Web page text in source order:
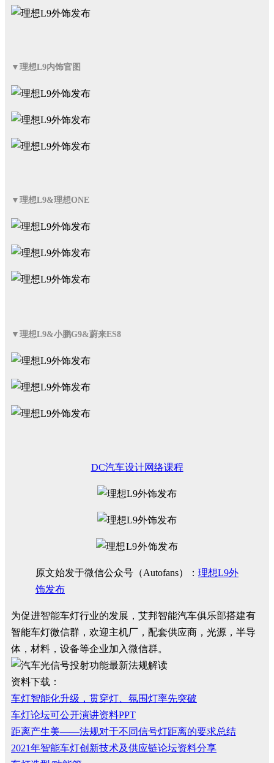
▼理想L9内饰官图
▼理想L9&理想ONE
▼理想L9&小鹏G9&蔚来ES8
DC汽车设计网络课程
原文始发于微信公众号（Autofans）： 理想L9外
饰发布
为促进智能车灯行业的发展，艾邦智能汽车俱乐部搭建有
智能车灯微信群，欢迎主机厂，配套供应商，光源，半导
体，材料，设备等企业加入微信群。
资料下载：
车灯智能化升级，贯穿灯、氛围灯率先突破
车灯论坛可公开演讲资料PPT
距离产生美——法规对于不同信号灯距离的要求总结
2021年智能车灯创新技术及供应链论坛资料分享